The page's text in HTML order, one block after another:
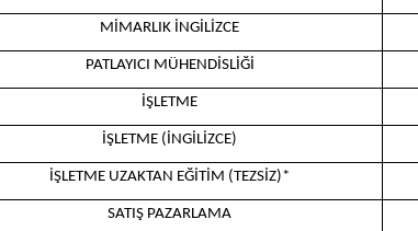
MİMARLIK İNGİLİZCE
PATLAYICI MÜHENDİSLİĞİ
İŞLETME
İŞLETME (İNGİLİZCE)
İŞLETME UZAKTAN EĞİTİM (TEZSİZ)*
SATIŞ PAZARLAMA